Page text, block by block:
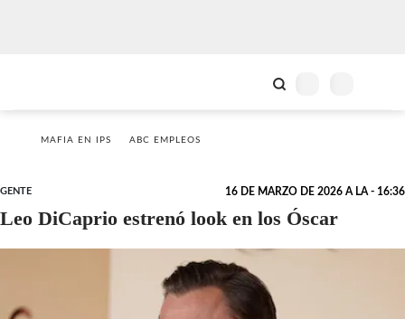
MAFIA EN IPS ABC EMPLEOS
GENTE 16 DE MARZO DE 2026 A LA - 16:36
Leo DiCaprio estrenó look en los Óscar